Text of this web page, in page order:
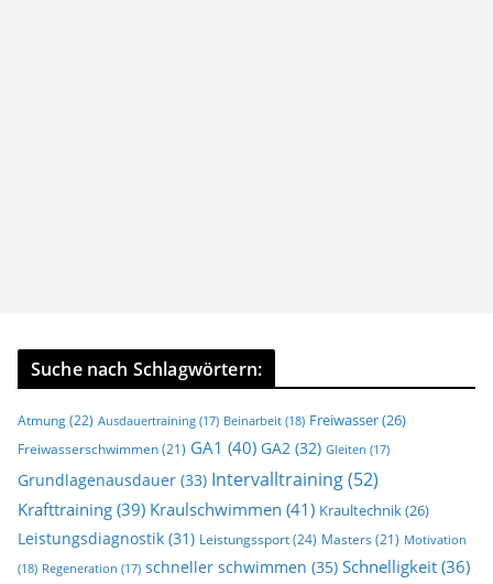
Suche nach Schlagwörtern:
Atmung(22) Ausdauertraining (17) Beinarbeit (18) Freiwasser(26)
Freiwasserschwimmen (21) GA1 (40) GA2 (32) Gleiten (17)
Grundlagenausdauer (33) Intervalltraining(52)
Krafttraining (39) Kraulschwimmen (41) Kraultechnik(26)
Leistungsdiagnostik (31) Leistungssport(24) Masters (21) Motivation
(18) Regeneration (17) schneller schwimmen (35) Schnelligkeit (36)